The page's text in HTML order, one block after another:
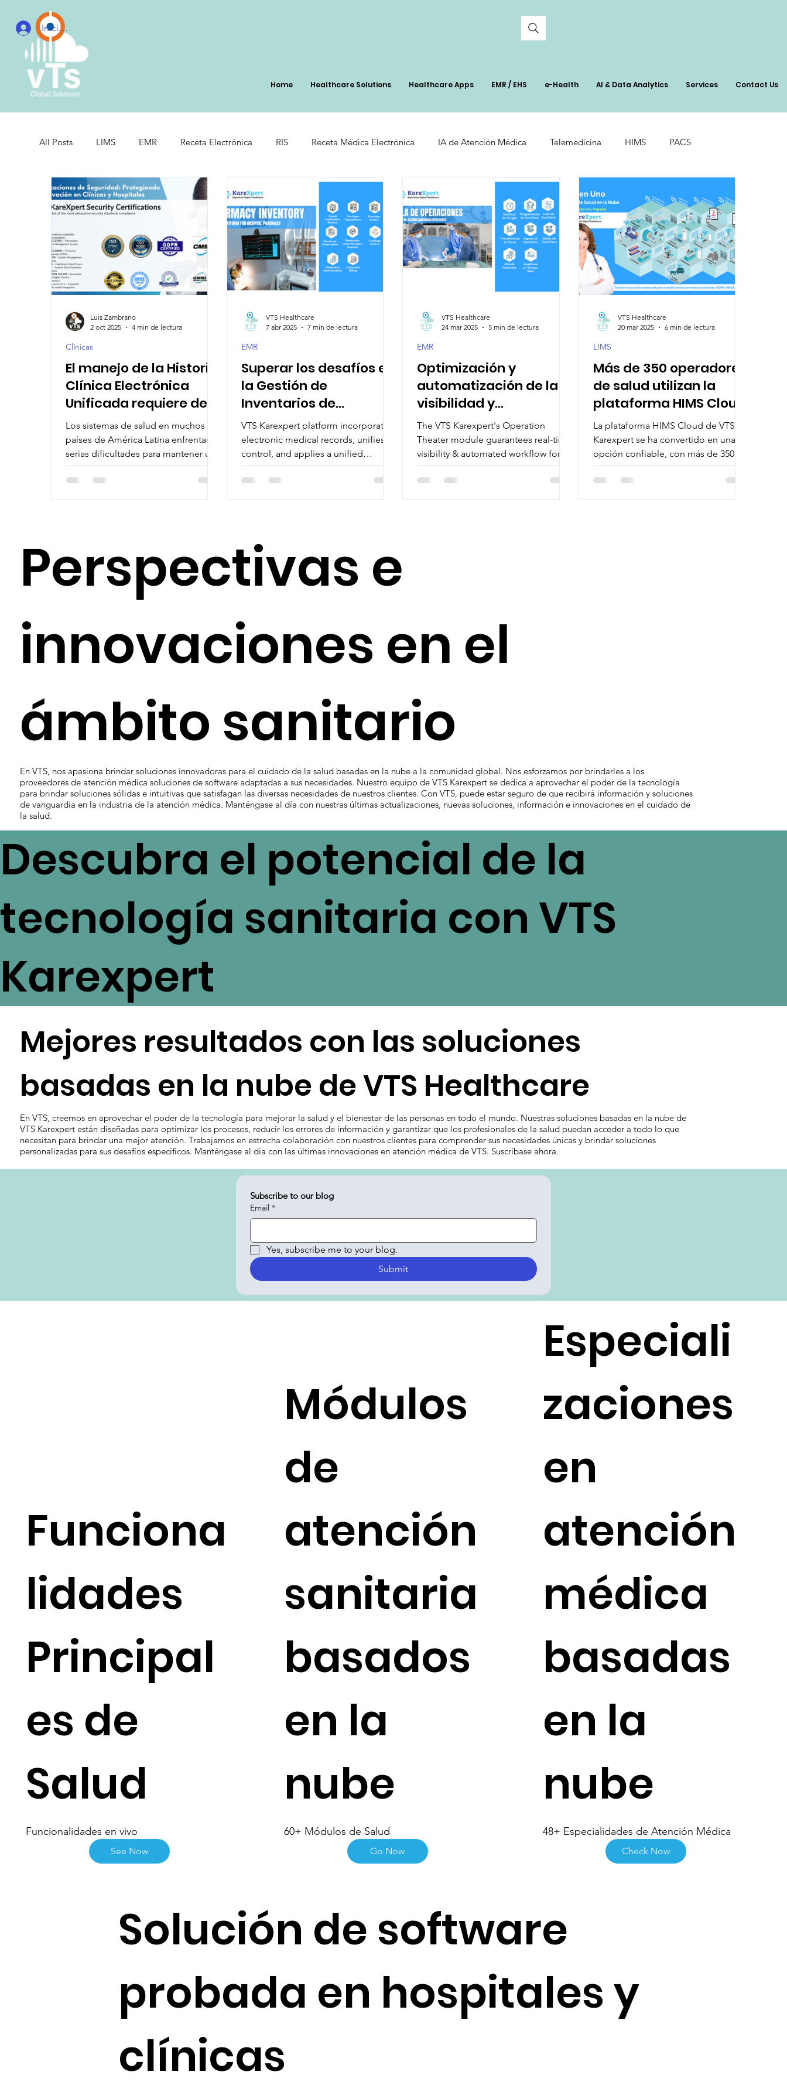
Home Healthcare Solutions Healthcare Apps EMR / EHS e-Health AI & Data Analytics Services Contact Us
Iniciar sesión
All Posts LIMS EMR Receta Electrónica RIS Receta Médica Electrónica IA de Atención Médica Telemedicina HIMS PACS
Hospitales Clínicas Inventory Management Healthcare Technology
Healthcare Management Sistemas Integrados de Salud Eficiencia Operativa Optimización en la atención Real-Time Bed Management
AI-Driven Hospital Solutions Smart Healthcare Operations Healthcare Transformation
AI-Powered Patient Care Healthcare Automation igital Health Transformation Generative AI in Medicine
El manejo de la Historia
Clínica Electrónica
Unificada requiere de
la aplicación de
estandares y
regulaciones
internacionales
Los sistemas de salud en muchos
países de América Latina enfrentan
serias dificultades para mantener una
historia clínica electrónica (HCE)
unificada y accesible para cada
Clínicas
Luis Zambrano
2 oct 2025
4 min de lectura
Superar los desafíos en
la Gestión de
Inventarios de
Farmacias
Hospitalarias: Un
enfoque unificado con
integración electrónica
VTS Karexpert platform incorporates
electronic medical records, unifies
control, and applies a unified
approach to patient treatments.
EMR
VTS Healthcare
7 abr 2025
7 min de lectura
Optimización y
automatización de la
visibilidad y
programación de
quirófanos para un
mejor flujo de
ocupación y aumento
The VTS Karexpert's Operation
Theater module guarantees real-time
visibility & automated workflow for
surgical requests and room
scheduling.
EMR
VTS Healthcare
24 mar 2025
5 min de lectura
Más de 350 operadores
de salud utilizan la
plataforma HIMS Cloud
de VTS Karexpert.
Descubra porque
La plataforma HIMS Cloud de VTS
Karexpert se ha convertido en una
opción confiable, con más de 350
proveedores de salud a nivel global.
LIMS
VTS Healthcare
20 mar 2025
6 min de lectura
Perspectivas e
innovaciones en el
ámbito sanitario
En VTS, nos apasiona brindar soluciones innovadoras para el cuidado de la salud basadas en la nube a la comunidad global. Nos esforzamos por brindarles a los
proveedores de atención médica soluciones de software adaptadas a sus necesidades. Nuestro equipo de VTS Karexpert se dedica a aprovechar el poder de la tecnología
para brindar soluciones sólidas e intuitivas que satisfagan las diversas necesidades de nuestros clientes. Con VTS, puede estar seguro de que recibirá información y soluciones
de vanguardia en la industria de la atención médica. Manténgase al día con nuestras últimas actualizaciones, nuevas soluciones, información e innovaciones en el cuidado de
la salud.
Descubra el potencial de la
tecnología sanitaria con VTS
Karexpert
Mejores resultados con las soluciones
basadas en la nube de VTS Healthcare
En VTS, creemos en aprovechar el poder de la tecnología para mejorar la salud y el bienestar de las personas en todo el mundo. Nuestras soluciones basadas en la nube de
VTS Karexpert están diseñadas para optimizar los procesos, reducir los errores de información y garantizar que los profesionales de la salud puedan acceder a todo lo que
necesitan para brindar una mejor atención. Trabajamos en estrecha colaboración con nuestros clientes para comprender sus necesidades únicas y brindar soluciones
personalizadas para sus desafíos específicos. Manténgase al día con las últimas innovaciones en atención médica de VTS. Suscríbase ahora.
Subscribe to our blog
Email *
Yes, subscribe me to your blog.
Submit
Funciona
lidades
Principal
es de
Salud
Funcionalidades en vivo
See Now
Módulos
de
atención
sanitaria
basados ​​
en la
nube
60+ Módulos de Salud
Go Now
Especiali
zaciones
en
atención
médica
basadas
en la
nube
48+ Especialidades de Atención Médica
Check Now
Solución de software
probada en hospitales y
clínicas